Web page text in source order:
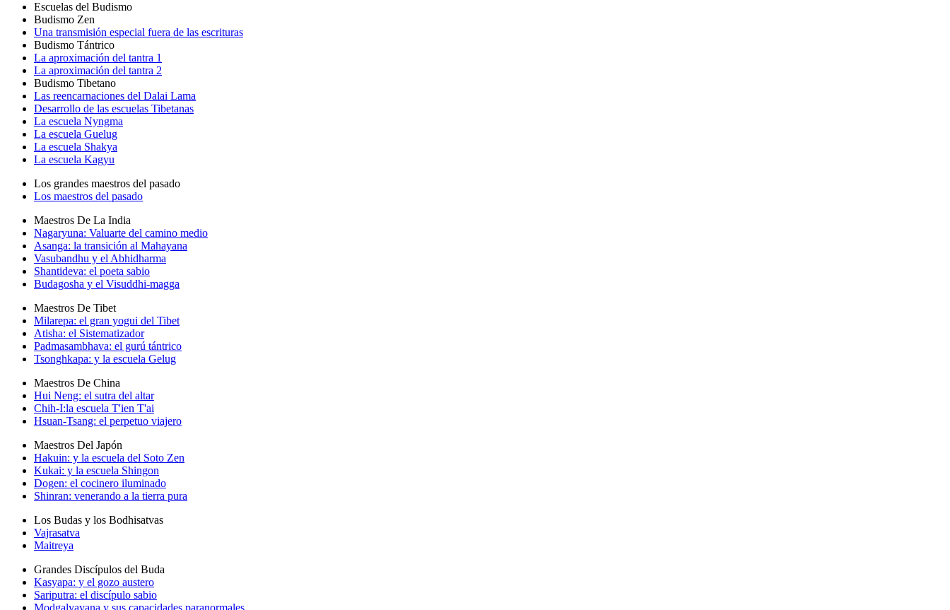
Escuelas del Budismo
Budismo Zen
Una transmisión especial fuera de las escrituras
Budismo Tántrico
La aproximación del tantra 1
La aproximación del tantra 2
Budismo Tibetano
Las reencarnaciones del Dalai Lama
Desarrollo de las escuelas Tibetanas
La escuela Nyngma
La escuela Guelug
La escuela Shakya
La escuela Kagyu
Los grandes maestros del pasado
Los maestros del pasado
Maestros De La India
Nagaryuna: Valuarte del camino medio
Asanga: la transición al Mahayana
Vasubandhu y el Abhidharma
Shantideva: el poeta sabio
Budagosha y el Visuddhi-magga
Maestros De Tibet
Milarepa: el gran yogui del Tibet
Atisha: el Sistematizador
Padmasambhava: el gurú tántrico
Tsonghkapa: y la escuela Gelug
Maestros De China
Hui Neng: el sutra del altar
Chih-I:la escuela T'ien T'ai
Hsuan-Tsang: el perpetuo viajero
Maestros Del Japón
Hakuin: y la escuela del Soto Zen
Kukai: y la escuela Shingon
Dogen: el cocinero iluminado
Shinran: venerando a la tierra pura
Los Budas y los Bodhisatvas
Vajrasatva
Maitreya
Grandes Discípulos del Buda
Kasyapa: y el gozo austero
Sariputra: el discípulo sabio
Modgalyayana y sus capacidades paranormales